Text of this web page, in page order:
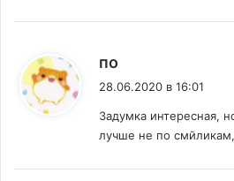
по
28.06.2020 в 16:01
Задумка интересная,
лучше не по